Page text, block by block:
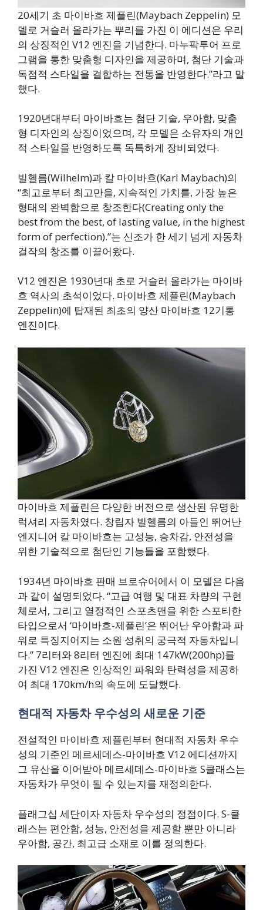
20세기 초 마이바흐 제플린(Maybach Zeppelin) 모
델로 거슬러 올라가는 뿌리를 가진 이 에디션은 우리
의 상징적인 V12 엔진을 기념한다. 마누팍투어 프로
그램을 통한 맞춤형 디자인을 제공하며, 첨단 기술과
독점적 스타일을 결합하는 전통을 반영한다.”라고 말
했다.
1920년대부터 마이바흐는 첨단 기술, 우아함, 맞춤
형 디자인의 상징이었으며, 각 모델은 소유자의 개인
적 스타일을 반영하도록 독특하게 장비되었다.
빌헬름(Wilhelm)과 칼 마이바흐(Karl Maybach)의
“최고로부터 최고만을, 지속적인 가치를, 가장 높은
형태의 완벽함으로 창조한다(Creating only the
best from the best, of lasting value, in the highest
form of perfection).”는 신조가 한 세기 넘게 자동차
걸작의 창조를 이끌어왔다.
V12 엔진은 1930년대 초로 거슬러 올라가는 마이바
흐 역사의 초석이었다. 마이바흐 제플린(Maybach
Zeppelin)에 탑재된 최초의 양산 마이바흐 12기통
엔진이다.
마이바흐 제플린은 다양한 버전으로 생산된 유명한
럭셔리 자동차였다. 창립자 빌헬름의 아들인 뛰어난
엔지니어 칼 마이바흐는 고성능, 승차감, 안전성을
위한 기술적으로 첨단인 기능들을 포함했다.
1934년 마이바흐 판매 브로슈어에서 이 모델은 다음
과 같이 설명되었다. “고급 여행 및 대표 차량의 구현
체로서, 그리고 열정적인 스포츠맨을 위한 스포티한
타입으로서 ‘마이바흐-제플린’은 뛰어난 우아함과 파
워로 특징지어지는 소원 성취의 궁극적 자동차입니
다.” 7리터와 8리터 엔진에 최대 147kW(200hp)를
가진 V12 엔진은 인상적인 파워와 탄력성을 제공하
여 최대 170km/h의 속도에 도달했다.
현대적 자동차 우수성의 새로운 기준
전설적인 마이바흐 제플린부터 현대적 자동차 우수
성의 기준인 메르세데스-마이바흐 V12 에디션까지
그 유산을 이어받아 메르세데스-마이바흐 S클래스는
자동차가 무엇이 될 수 있는지를 재정의한다.
플래그십 세단이자 자동차 우수성의 정점이다. S-클
래스는 편안함, 성능, 안전성을 제공할 뿐만 아니라
우아함, 공간, 최고급 소재로 이를 정의한다.